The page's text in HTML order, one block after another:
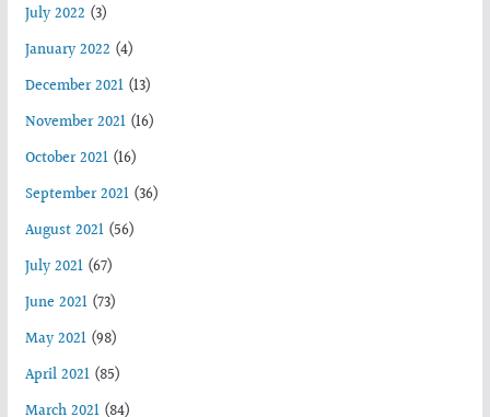
July 2022 (3)
January 2022 (4)
December 2021(13)
November 2021(16)
October 2021(16)
September 2021(36)
August 2021(56)
July 2021(67)
June 2021(73)
May 2021(98)
April 2021(85)
March 2021(84)